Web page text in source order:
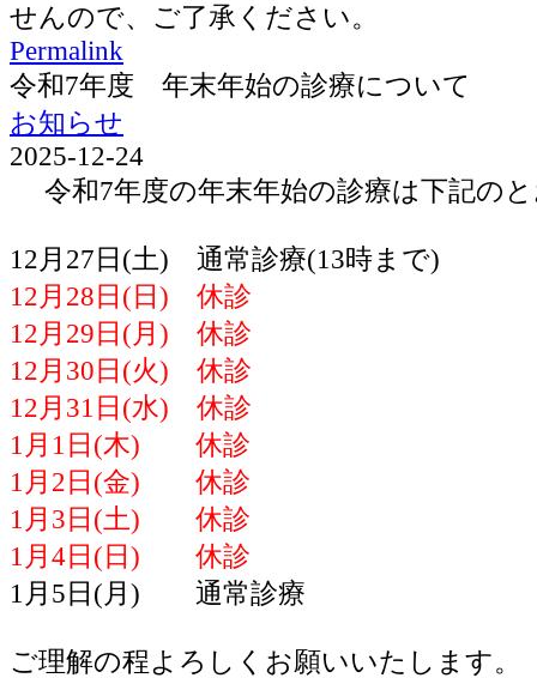
せんので、ご了承ください。
Permalink
令和7年度 年末年始の診療について
お知らせ
2025-12-24
令和7年度の年末年始の診療は下記の
12月27日(土) 通常診療(13時まで)
12月28日(日) 休診
12月29日(月) 休診
12月30日(火) 休診
12月31日(水) 休診
1月1日(木) 休診
1月2日(金) 休診
1月3日(土) 休診
1月4日(日) 休診
1月5日(月) 通常診療
ご理解の程よろしくお願いいたします。